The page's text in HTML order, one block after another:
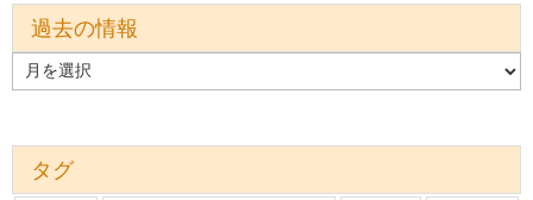
過去の情報
去
タグ